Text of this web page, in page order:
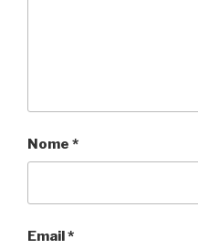
Nome *
Email*